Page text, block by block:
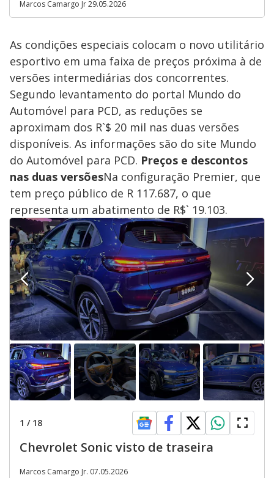
Marcos Camargo Jr 29.05.2026
As condições especiais colocam o novo utilitário
esportivo em uma faixa de preços próxima à de
versões intermediárias dos concorrentes.
Segundo levantamento do portal Mundo do
Automóvel para PCD, as reduções se
aproximam dos R`$ 20 mil nas duas versões
disponíveis. As informações são do site Mundo
do Automóvel para PCD. Preços e descontos
nas duas versõesNa configuração Premier, que
tem preço público de R 117.687, o que
representa um abatimento de R$` 19.103.
1 / 18
Chevrolet Sonic visto de traseira
Marcos Camargo Jr. 07.05.2026